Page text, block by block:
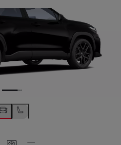
In MyToyota speichern
Meinen Code teilen